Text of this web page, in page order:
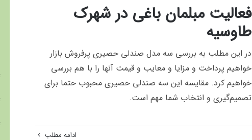
فعالیت مبلمان باغی در شهرک
طاوسیه
در این مطلب به بررسی سه مدل صندلی حصیری پرفروش بازار
خواهیم پرداخت و مزایا و معایب و قیمت آنها را با هم بررسی
خواهیم کرد. مقایسه این سه صندلی حصیری محبوب حتما برای
تصمیم‌گیری و انتخاب شما مهم است.
ادامه مطلب